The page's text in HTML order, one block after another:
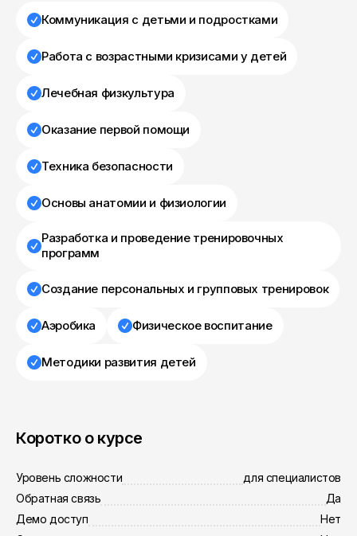
Коммуникация с детьми и подростками
Работа с возрастными кризисами у детей
Лечебная физкультура
Оказание первой помощи
Техника безопасности
Основы анатомии и физиологии
Разработка и проведение тренировочных
программ
Создание персональных и групповых тренировок
Аэробика Физическое воспитание
Методики развития детей
Коротко о курсе
Уровень сложности
для специалистов
Обратная связь
Да
Демо доступ
Нет